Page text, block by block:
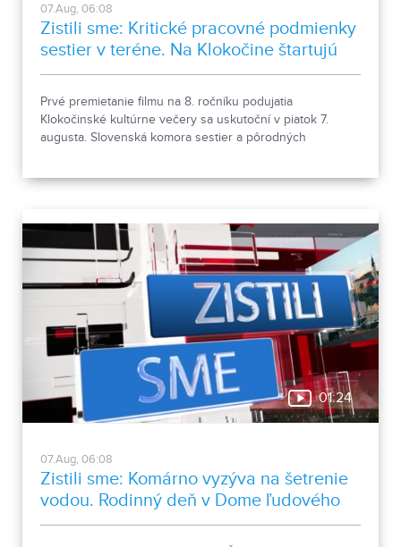
07.Aug, 06:08
Zistili sme: Kritické pracovné podmienky
sestier v teréne. Na Klokočine štartujú
kultúrne večery
Prvé premietanie filmu na 8. ročníku podujatia
Klokočinské kultúrne večery sa uskutoční v piatok 7.
augusta. Slovenská komora sestier a pôrodných
01:24
07.Aug, 06:08
Zistili sme: Komárno vyzýva na šetrenie
vodou. Rodinný deň v Dome ľudového
bývania a architektúry